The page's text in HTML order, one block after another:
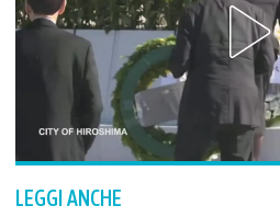
LEGGI ANCHE